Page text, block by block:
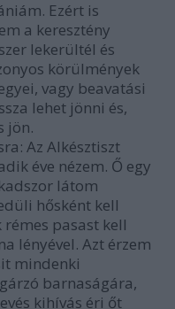
Ezért is
a keresztény
lekerültél és
körülmények
vagy beavatási
lehet jönni és,
jön.
Az Alkésztiszt
éve nézem. Ő egy
látom
hősként kell
pasast kell
lényével. Azt érzem
mindenki
barnaságára,
kihívás éri őt